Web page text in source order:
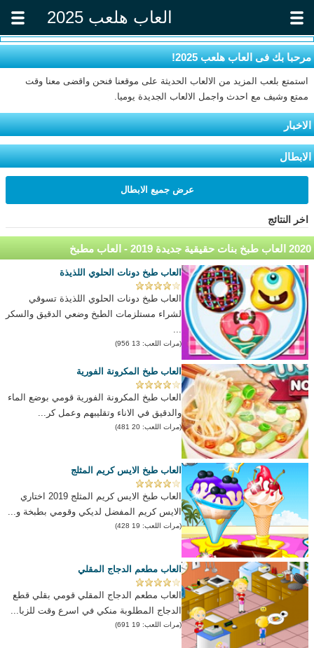
العاب هلعب 2025
مرحبا بك فى العاب هلعب 2025!
استمتع بلعب المزيد من الالعاب الحديثة على موقعنا فنحن واقضى معنا وقت
ممتع وشيف مع احدث واجمل الالعاب الجديدة يوميا.
الاخبار
الابطال
عرض جميع الابطال
اخر النتائج
2020 العاب طبخ بنات حقيقية جديدة 2019 - العاب مطبخ
العاب طبخ دونات الحلوي اللذيذة
العاب طبخ دونات الحلوي اللذيذة تسوقي
لشراء مستلزمات الطبخ وضعي الدقيق والسكر
...
(مرات اللعب: 13 956)
العاب طبخ المكرونة الفورية
العاب طبخ المكرونة الفورية قومي بوضع الماء
والدقيق في الاناء وتقليبهم وعمل كر...
(مرات اللعب: 20 481)
العاب طبخ الايس كريم المثلج
العاب طبخ الايس كريم المثلج 2019 اختاري
الايس كريم المفضل لديكي وقومي بطبخة و...
(مرات اللعب: 19 428)
العاب مطعم الدجاج المقلي
العاب مطعم الدجاج المقلي قومي بقلي قطع
الدجاج المطلوبة منكي في اسرع وقت للزبا...
(مرات اللعب: 19 691)